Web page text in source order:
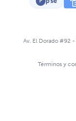
Av. El Dorado #92
Términos y